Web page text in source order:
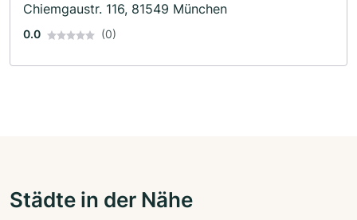
Chiemgaustr. 116, 81549 München
0.0 (0)
Städte in der Nähe